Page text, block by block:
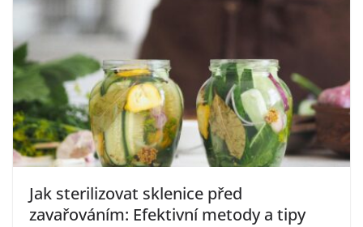
Jak sterilizovat sklenice před
zavařováním: Efektivní metody a tipy